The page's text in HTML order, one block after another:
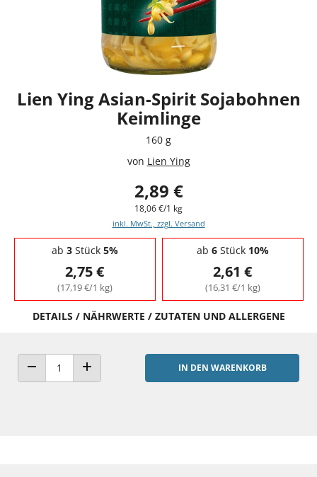
Lien Ying Asian-Spirit Sojabohnen
Keimlinge
160 g
von Lien Ying
2,89 €
18,06 €/1 kg
inkl. MwSt., zzgl. Versand
Staffelpreise - Mengenrabatt
ab 3Stück 5%
2,75 €
(17,19 €/1 kg)
ab 6Stück 10%
2,61 €
(16,31 €/1 kg)
DETAILS / NÄHRWERTE / ZUTATEN UND ALLERGENE
ANZAHL VERRINGERNANZAHL ERHÖHEN
IN DEN WARENKORB